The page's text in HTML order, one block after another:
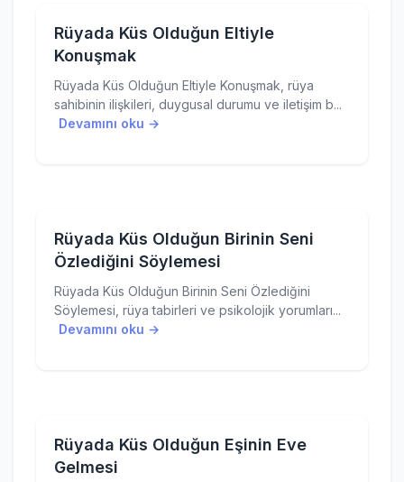
Rüyada Küs Olduğun Eltiyle
Konuşmak
Rüyada Küs Olduğun Eltiyle Konuşmak, rüya
sahibinin ilişkileri, duygusal durumu ve iletişim b...
Devamını oku →
Rüyada Küs Olduğun Birinin Seni
Özlediğini Söylemesi
Rüyada Küs Olduğun Birinin Seni Özlediğini
Söylemesi, rüya tabirleri ve psikolojik yorumları...
Devamını oku →
Rüyada Küs Olduğun Eşinin Eve
Gelmesi